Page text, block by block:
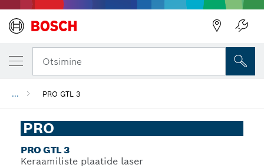
Otsimine
... PRO GTL 3
PRO
PRO GTL 3
Keraamiliste plaatide laser